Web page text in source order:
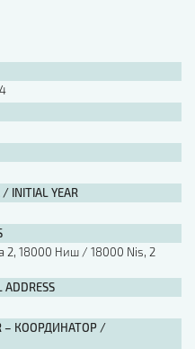
YEAR
2, 18000 Ниш / 18000 Nis, 2
– КООРДИНАТОР /